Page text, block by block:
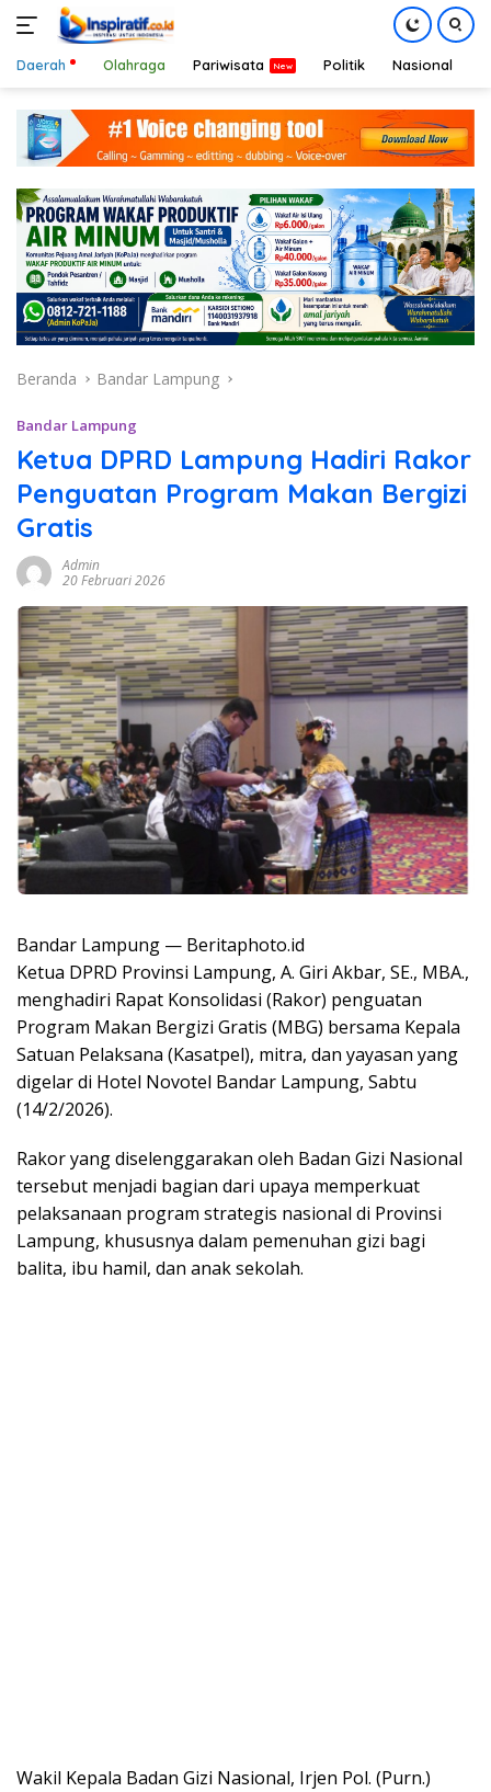
konten
Daerah Olahraga Pariwisata Politik Nasional
Beranda Bandar Lampung
Bandar Lampung
Ketua DPRD Lampung Hadiri Rakor
Penguatan Program Makan Bergizi
Gratis
Admin
20 Februari 2026
Bandar Lampung — Beritaphoto.id
Ketua DPRD Provinsi Lampung, A. Giri Akbar, SE., MBA.,
menghadiri Rapat Konsolidasi (Rakor) penguatan
Program Makan Bergizi Gratis (MBG) bersama Kepala
Satuan Pelaksana (Kasatpel), mitra, dan yayasan yang
digelar di Hotel Novotel Bandar Lampung, Sabtu
(14/2/2026).
Rakor yang diselenggarakan oleh Badan Gizi Nasional
tersebut menjadi bagian dari upaya memperkuat
pelaksanaan program strategis nasional di Provinsi
Lampung, khususnya dalam pemenuhan gizi bagi
balita, ibu hamil, dan anak sekolah.
Wakil Kepala Badan Gizi Nasional, Irjen Pol. (Purn.)